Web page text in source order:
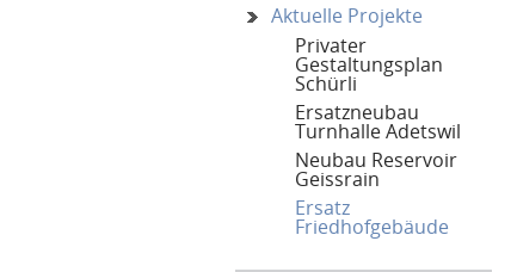
Aktuelle Projekte
Privater
Gestaltungsplan
Schürli
Ersatzneubau
Turnhalle Adetswil
Neubau Reservoir
Geissrain
Ersatz
Friedhofgebäude